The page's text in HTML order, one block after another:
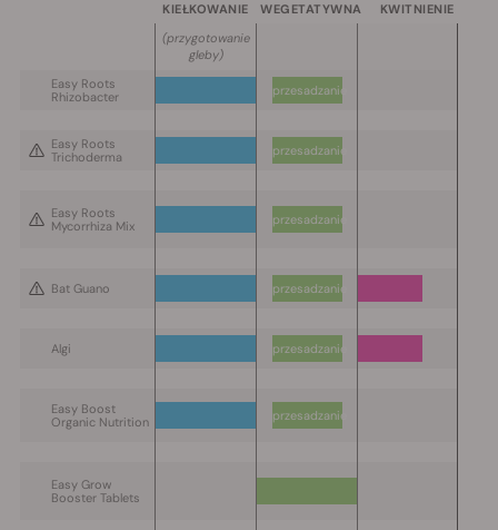
KIEŁKOWANIE WEGETATYWNA KWITNIENIE
Easy Roots
Rhizobacter
Easy Roots
Trichoderma
Easy Roots
Mycorrhiza Mix
Bat Guano
Algi
Easy Boost
Organic Nutrition
Easy Grow
Booster Tablets
(przygotowanie
gleby)
przesadzanie
przesadzanie
przesadzanie
przesadzanie
przesadzanie
przesadzanie